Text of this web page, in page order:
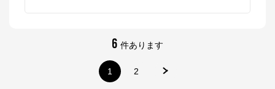
6 件あります
1 2